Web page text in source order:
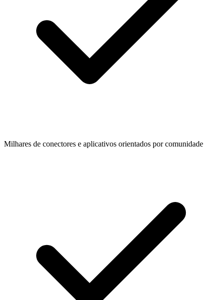
Milhares de conectores e aplicativos orientados por comunidade